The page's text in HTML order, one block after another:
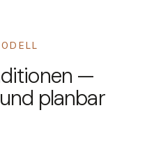
—
planbar